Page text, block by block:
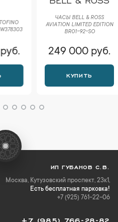
ЧАСЫ BELL & ROSS
AVIATION LIMITED EDITION
BR01-92-SO
249 000 руб.
ЧАСЫ
265
ИП ГУБАНОВ С.В.
Москва, Кутузовский проспект, 23к1,
Есть бесплатная парковка!
+7 (925) 761-22-06
+7 (985) 766-28-82